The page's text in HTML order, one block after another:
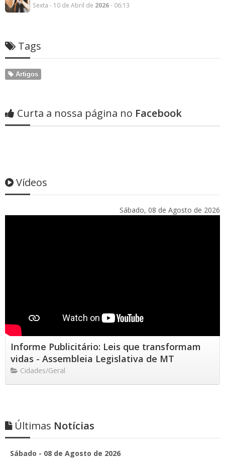
Sexta - 10 de Abril de 2026- 06:13
Tags
Artigos
Curta a nossa página no Facebook
Vídeos
Sábado, 08 de Agosto de 2026
Informe Publicitário: Leis que transformam
vidas - Assembleia Legislativa de MT
Cidades/Geral
Últimas Notícias
Sábado - 08 de Agosto de 2026